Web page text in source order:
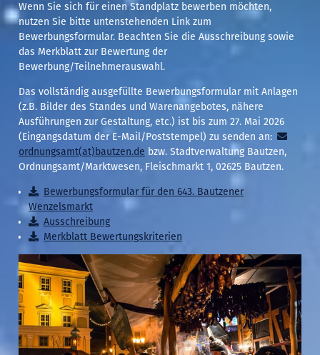
Wenn Sie sich für einen Standplatz bewerben möchten,
nutzen Sie bitte untenstehenden Link zum
Bewerbungsformular. Beachten Sie die Ausschreibung sowie
das Merkblatt zur Bewertung der
Bewerbung/Teilnehmerauswahl.
Das vollständig ausgefüllte Bewerbungsformular mit Anlagen
(z.B. Bilder des Standes und Warenangebotes, nähere
Ausführungen zur Gestaltung, etc.) ist bis zum 27. Mai 2026
(Eingangsdatum der E-Mail/Poststempel) zu senden an:
ordnungsamt(at)bautzen.de bzw. Stadtverwaltung Bautzen,
Ordnungsamt/Marktwesen, Fleischmarkt 1, 02625 Bautzen.
Bewerbungsformular für den 643. Bautzener
Wenzelsmarkt
Ausschreibung
Merkblatt Bewertungskriterien